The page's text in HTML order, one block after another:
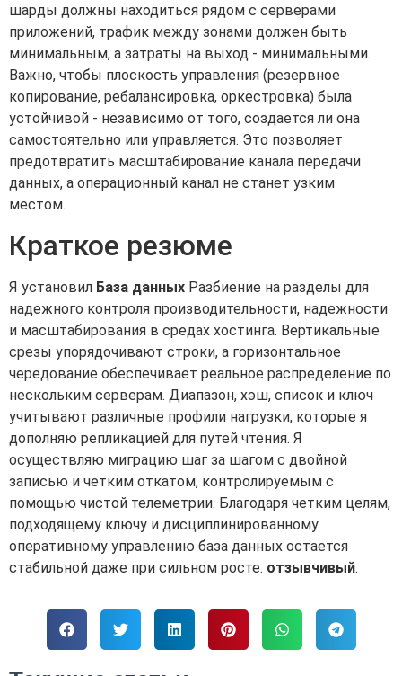
шарды должны находиться рядом с серверами
приложений, трафик между зонами должен быть
минимальным, а затраты на выход - минимальными.
Важно, чтобы плоскость управления (резервное
копирование, ребалансировка, оркестровка) была
устойчивой - независимо от того, создается ли она
самостоятельно или управляется. Это позволяет
предотвратить масштабирование канала передачи
данных, а операционный канал не станет узким
местом.
Краткое резюме
Я установил База данных Разбиение на разделы для
надежного контроля производительности, надежности
и масштабирования в средах хостинга. Вертикальные
срезы упорядочивают строки, а горизонтальное
чередование обеспечивает реальное распределение по
нескольким серверам. Диапазон, хэш, список и ключ
учитывают различные профили нагрузки, которые я
дополняю репликацией для путей чтения. Я
осуществляю миграцию шаг за шагом с двойной
записью и четким откатом, контролируемым с
помощью чистой телеметрии. Благодаря четким целям,
подходящему ключу и дисциплинированному
оперативному управлению база данных остается
стабильной даже при сильном росте. отзывчивый.